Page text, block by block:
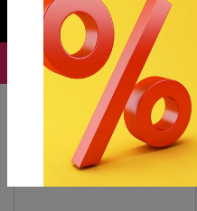
OKAZJE
Strona główna Biżuteria